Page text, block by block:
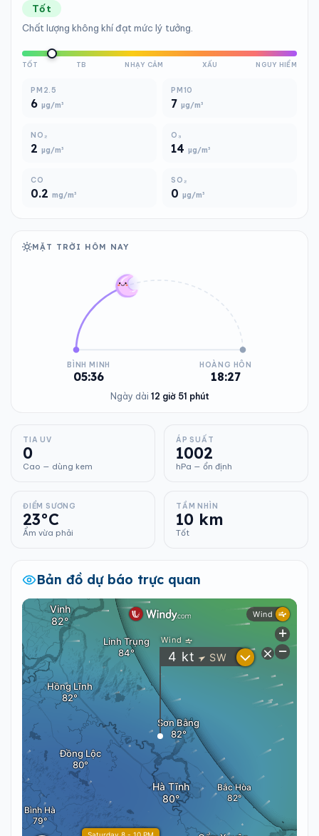
Tốt
Chất lượng không khí đạt mức lý tưởng.
TỐT TB NHẠY CẢM XẤU NGUY HIỂM
PM2.5
6 µg/m³
PM10
7 µg/m³
NO₂
2 µg/m³
O₃
14 µg/m³
CO
0.2 mg/m³
SO₂
0 µg/m³
MẶT TRỜI HÔM NAY
BÌNH MINH
05:36
HOÀNG HÔN
18:27
Ngày dài 12 giờ 51 phút
TIA UV
0
Cao — dùng kem
ÁP SUẤT
1002
hPa — ổn định
ĐIỂM SƯƠNG
23°C
Ẩm vừa phải
TẦM NHÌN
10 km
Tốt
Bản đồ dự báo trực quan